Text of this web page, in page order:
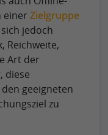
einer Zielgruppe
jedoch
Reichweite,
Art der
diese
geeigneten
zu